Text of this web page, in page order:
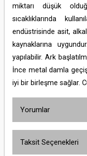
miktarı düşük
sıcaklıklarında
endüstrisinde asit,
kaynaklarına
yapılabilir. Ark
İnce metal damla
iyi bir birleşme sağlar.
Yorumlar
Taksit Seçenekleri